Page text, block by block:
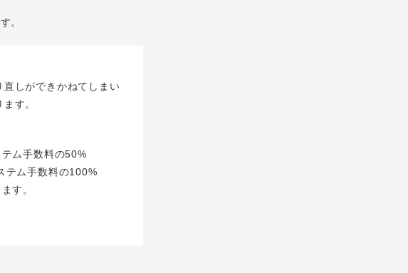
。
しができかねてしまい
す。
ム手数料の50%
テム手数料の100%
す。